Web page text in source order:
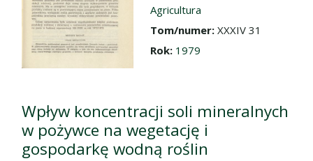
Agricultura
Tom/numer: XXXIV 31
Rok: 1979
Wpływ koncentracji soli mineralnych
w pożywce na wegetację i
gospodarkę wodną roślin